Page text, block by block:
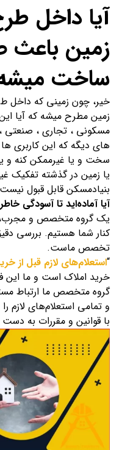
آیا داخل
زمین باعث
ساخت
خیر، چون زمینی که داخل
زمین مطرح میشه که آیا
مسکونی ، تجاری ، صنعتی
های دیگه که این کاربری
سخت و یا غیرممکن کنه و
یا زمین در گذشته تفکیک
بنیادمسکن قابل قبول نیست
آیا آماده‌اید تا آسودگی
یک گروه متخصص و مجرب،
کنار شما هستیم. بررسی
تخصص ماست.
“استعلام‌های لازم قبل از
خرید املاک است و ما این
گروه متخصص ما ارتباط
و تمامی استعلام‌های لازم
با قوانین و مقررات به